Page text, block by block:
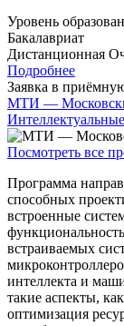
Уровень
Бакалавриат
Дистанционная
Подробнее
Заявка в
МТИ —
Посмотреть все
Программа
способных
встроенные
встраиваемых
интеллекта и
такие аспекты,
оптимизация